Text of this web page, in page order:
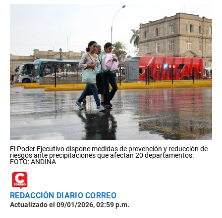
El Poder Ejecutivo dispone medidas de prevención y reducción de
riesgos ante precipitaciones que afectan 20 departamentos.
FOTO: ANDINA
REDACCIÓN DIARIO CORREO
Actualizado el 09/01/2026, 02:59 p.m.